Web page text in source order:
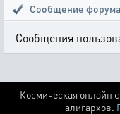
Сообщение форума
Сообщения
Космическая онлайн
алигархов.